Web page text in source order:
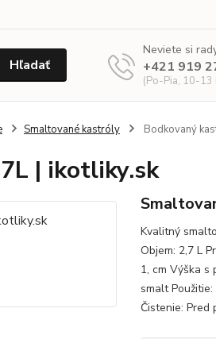
Hľadať
Neviete si
+421 919
(Po-Pia, 10-13
Smaltované kastróly Bodkovaný
| ikotliky.sk
Kvalitný
Objem: 2,7 L
1, cm Výška s
smalt
Čistenie: Pred